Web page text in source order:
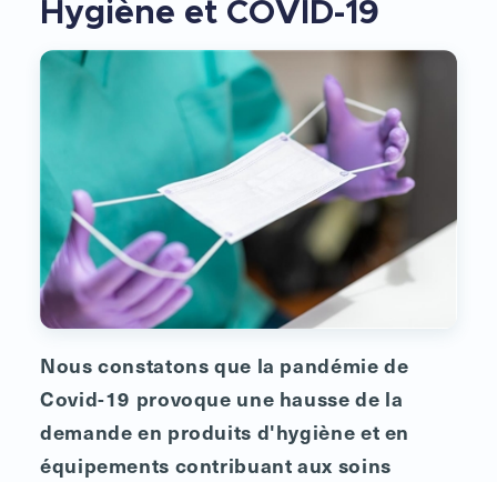
Hygiène et COVID-19
Nous constatons que la pandémie de
Covid-19 provoque une hausse de la
demande en produits d'hygiène et en
équipements contribuant aux soins